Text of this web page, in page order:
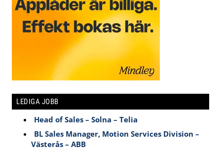
LEDIGA JOBB
Head of Sales – Solna – Telia
BL Sales Manager, Motion Services Division –
Västerås – ABB